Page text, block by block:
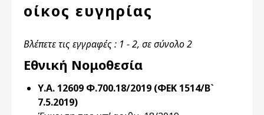
οίκος ευγηρίας
Βλέπετε τις εγγραφές : 1 - 2, σε σύνολο 2
Εθνική Νομοθεσία
Υ.Α. 12609 Φ.700.18/2019 (ΦΕΚ 1514/Β`
7.5.2019)